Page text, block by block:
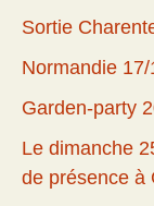
Sortie
Normandie
Garden-party
Le dimanche
de présence à